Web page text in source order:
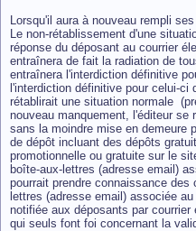
Lorsqu'il aura à nouveau rempli
Le non-rétablissement d'une
réponse du déposant au courrier
entraînera de fait la radiation de
entraînera l'interdiction définitive
l'interdiction définitive pour celui-
rétablirait une situation normale
nouveau manquement, l'éditeur
sans la moindre mise en demeure
de dépôt incluant des dépôts
promotionnelle ou gratuite sur le
boîte-aux-lettres (adresse email)
pourrait prendre connaissance
lettres (adresse email) associée
notifiée aux déposants par
qui seuls font foi concernant la